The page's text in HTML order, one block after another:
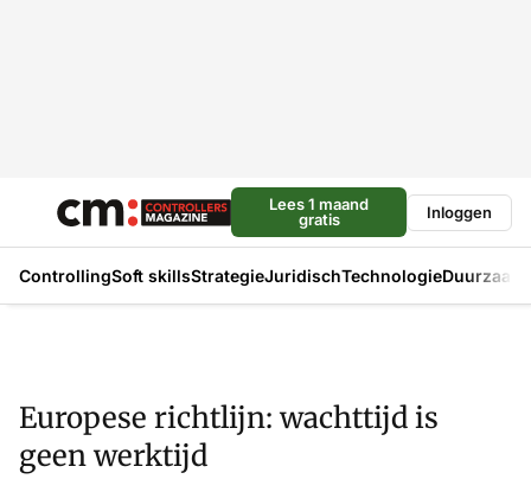
Lees 1 maand
gratis
Inloggen
ControllingSoft skillsStrategieJuridischTechnologie
Europese richtlijn: wachttijd is
geen werktijd